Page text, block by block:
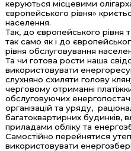
керуються місцевими
європейського рівня»
населення.
Так, до європейського
так само як і до
рівня обслуговування
Та чи готова рости наша
використовувати
слухняно схиляти голову
черговому отриманні
обслуговуючих
організацій та уряду,
багатоквартирних будинків,
приладами обліку та
Самостійно перейнятися
використовувати